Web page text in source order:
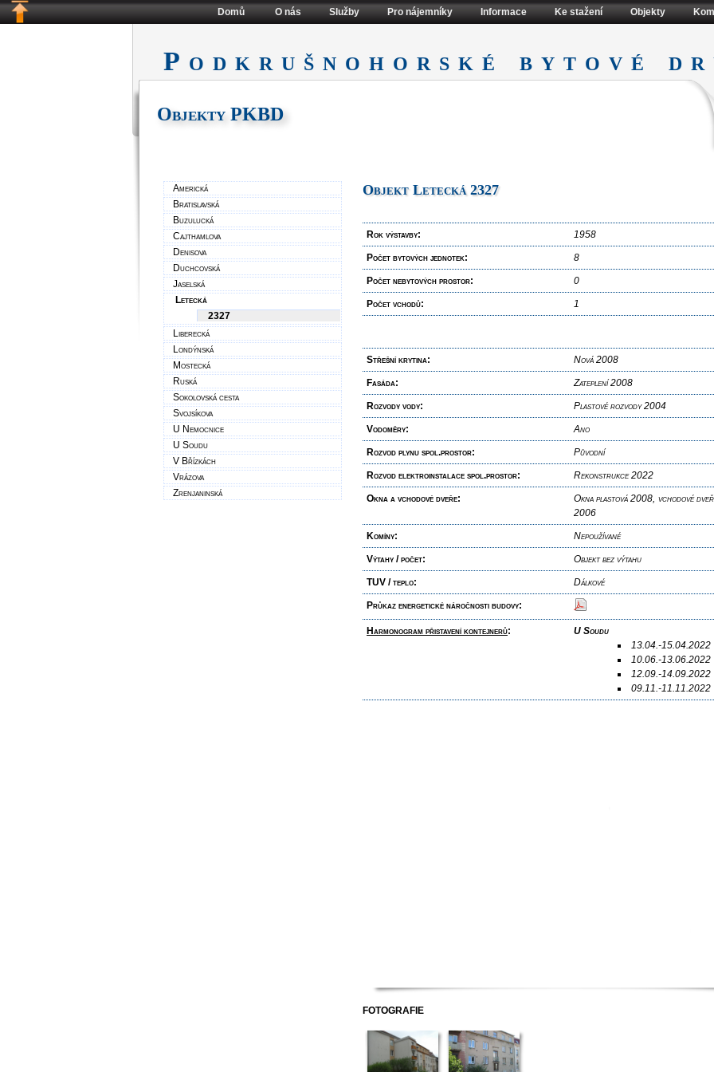
Podkrušnohorské bytové
Objekty PKBD
Americká
Bratislavská
Buzulucká
Cajthamlova
Denisova
Duchcovská
Jaselská
Letecká
2327
Liberecká
Londýnská
Mostecká
Ruská
Sokolovská cesta
Svojsíkova
U Nemocnice
U Soudu
V Břízkách
Vrázova
Zrenjaninská
Objekt Letecká 2327
Rok výstavby: 1958
Počet bytových jednotek: 8
Počet nebytových prostor: 0
Počet vchodů: 1
Střešní krytina: Nová 2008
Fasáda: Zateplení 2008
Rozvody vody: Plastové rozvody 2004
Vodoměry: Ano
Rozvod plynu spol.prostor: Původní
Rozvod elektroinstalace spol.prostor: Rekonstrukce 2022
Okna a vchodové dveře:
Okna plastová 2008, vchodové
2006
Komíny: Nepoužívané
Výtahy / počet: Objekt bez výtahu
TUV / teplo: Dálkové
Průkaz energetické náročnosti budovy:
Harmonogram přistavení kontejnerů:
U Soudu
13.04.-15.04.2022
10.06.-13.06.2022
12.09.-14.09.2022
09.11.-11.11.2022
FOTOGRAFIE
Domů O nás Služby Pro nájemníky Informace Ke stažení Objekty